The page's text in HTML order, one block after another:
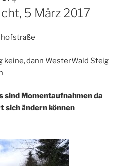
5 März 2017
keine, dann WesterWald Steig
sind Momentaufnahmen da
sich ändern können